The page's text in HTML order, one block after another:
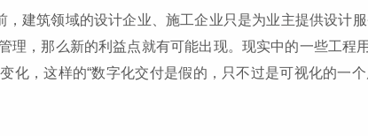
，建筑领域的设计企业、施工企业只是为业主提供设计
理，那么新的利益点就有可能出现。现实中的一些工程
化，这样的“数字化交付是假的，只不过是可视化的一